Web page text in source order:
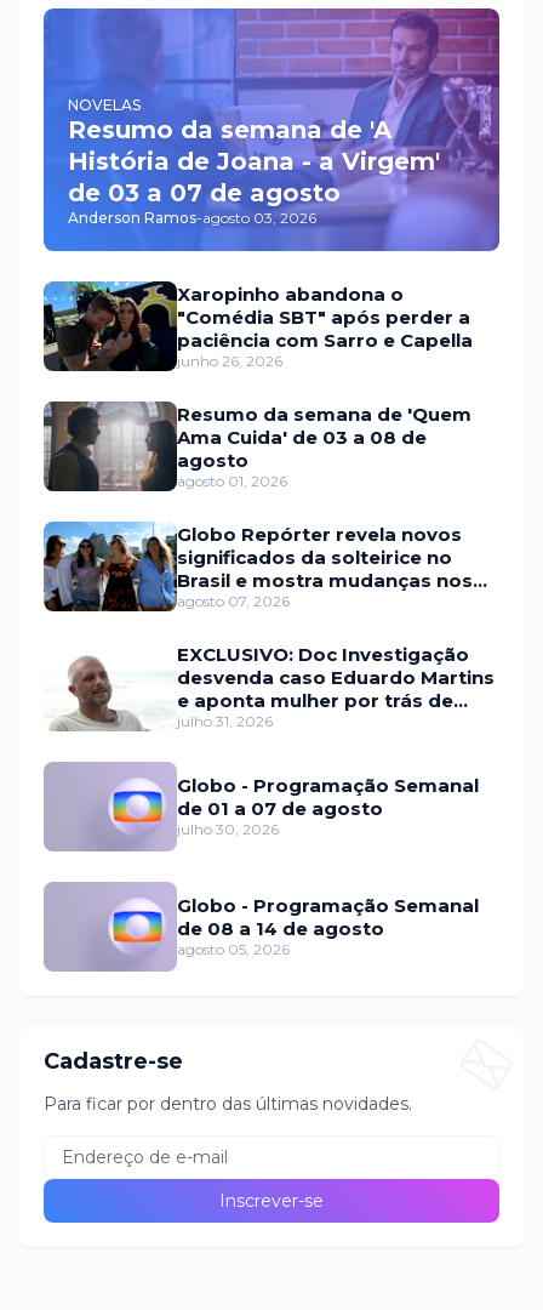
NOVELAS
Resumo da semana de 'A
História de Joana - a Virgem'
de 03 a 07 de agosto
Anderson Ramos-agosto 03, 2026
Xaropinho abandona o
"Comédia SBT" após perder a
paciência com Sarro e Capella
junho 26, 2026
Resumo da semana de 'Quem
Ama Cuida' de 03 a 08 de
agosto
agosto 01, 2026
Globo Repórter revela novos
significados da solteirice no
Brasil e mostra mudanças nos
relacionamentos
agosto 07, 2026
EXCLUSIVO: Doc Investigação
desvenda caso Eduardo Martins
e aponta mulher por trás de
fraude internacional
julho 31, 2026
Globo - Programação Semanal
de 01 a 07 de agosto
julho 30, 2026
Globo - Programação Semanal
de 08 a 14 de agosto
agosto 05, 2026
Cadastre-se
Para ficar por dentro das últimas novidades.